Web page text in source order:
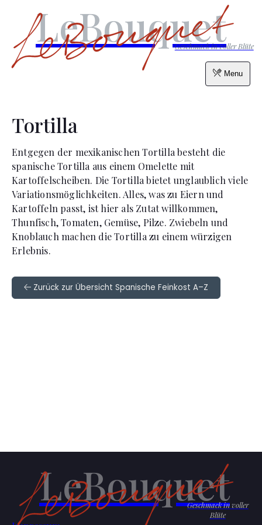
Menu
LeBouquet
Geschmack in voller Blüte
Tortilla
Entgegen der mexikanischen Tortilla besteht die
spanische Tortilla aus einem Omelette mit
Kartoffelscheiben. Die Tortilla bietet unglaublich viele
Variationsmöglichkeiten. Alles, was zu Eiern und
Kartoffeln passt, ist hier als Zutat willkommen,
Thunfisch, Tomaten, Gemüse, Pilze. Zwiebeln und
Knoblauch machen die Tortilla zu einem würzigen
Erlebnis.
Zurück zur Übersicht Spanische Feinkost A–Z
LeBouquet
Geschmack in voller
Blüte